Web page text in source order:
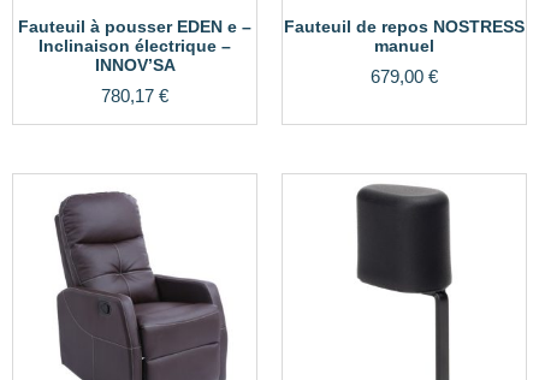
Fauteuil à pousser EDEN e –
Inclinaison électrique –
INNOV’SA
780,17 €
Fauteuil de repos NOSTRESS
manuel
679,00 €